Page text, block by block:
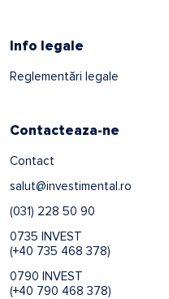
Info legale
Reglementări legale
Contacteaza-ne
Contact
salut@investimental.ro
(031) 228 50 90
0735 INVEST
(+40 735 468 378)
0790 INVEST
(+40 790 468 378)